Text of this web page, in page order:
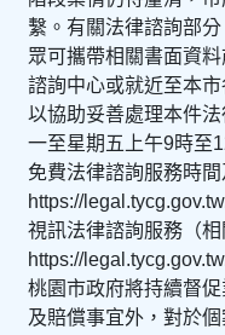
繫。有關法律諮詢部
眾可攜帶相關書面資
諮詢中心或就近至本
以協助妥善處理本件
一至星期五上午9時至
免費法律諮詢服務時間
https://
視訊法律諮詢服務（相
https://
桃園市政府將持續督
及賠償事宜外，對於